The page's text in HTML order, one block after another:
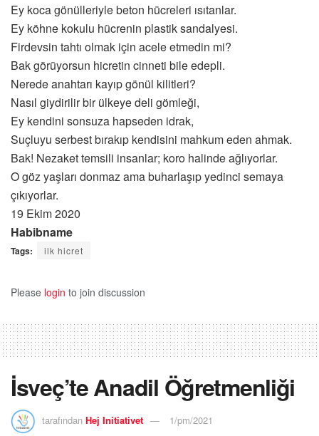
Ey koca gönülleriyle beton hücreleri ısıtanlar.
Ey köhne kokulu hücrenin plastik sandalyesi.
Firdevsin tahtı olmak için acele etmedin mi?
Bak görüyorsun hicretin cinneti bile edepli.
Nerede anahtarı kayıp gönül kilitleri?
Nasıl giydirilir bir ülkeye deli gömleği,
Ey kendini sonsuza hapseden idrak,
Suçluyu serbest bırakıp kendisini mahkum eden ahmak.
Bak! Nezaket temsili insanlar; koro halinde ağlıyorlar.
O göz yaşları donmaz ama buharlaşıp yedinci semaya
çıkıyorlar.
19 Ekim 2020
Habibname
Tags: ilk hicret
Please login to join discussion
İsveç’te Anadil Öğretmenliği
tarafından Hej Initiativet 1/pm/2021